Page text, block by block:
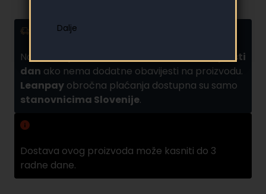
Dostava i obročna plaćanja
Narudžbeposlane do 10:00 obično se šalju isti
dan ako nema dodatne obavijesti na proizvodu.
Leanpay obročna plaćanja dostupna su samo
stanovnicima Slovenije.
Dostava ovog proizvoda može kasniti do 3
radne dane.